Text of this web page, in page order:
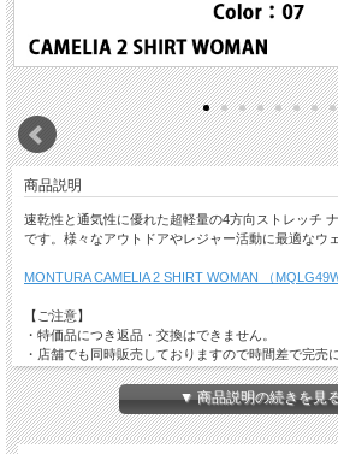
商品説明
速乾性と通気性に優れた超軽量の4方向ストレッチ
です。様々なアウトドアやレジャー活動に最適なウ
MONTURA CAMELIA 2 SHIRT WOMAN （
【ご注意】
・特価品につき返品・交換はできません。
・店舗でも同時販売しておりますので時間差で完売
以上、予めご了承ください。
▼ 商品説明の続きを見